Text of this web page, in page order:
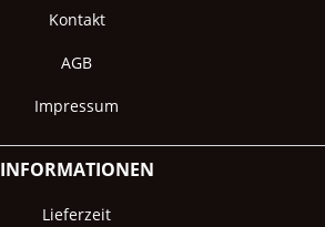
Kontakt
AGB
Impressum
INFORMATIONEN
Lieferzeit